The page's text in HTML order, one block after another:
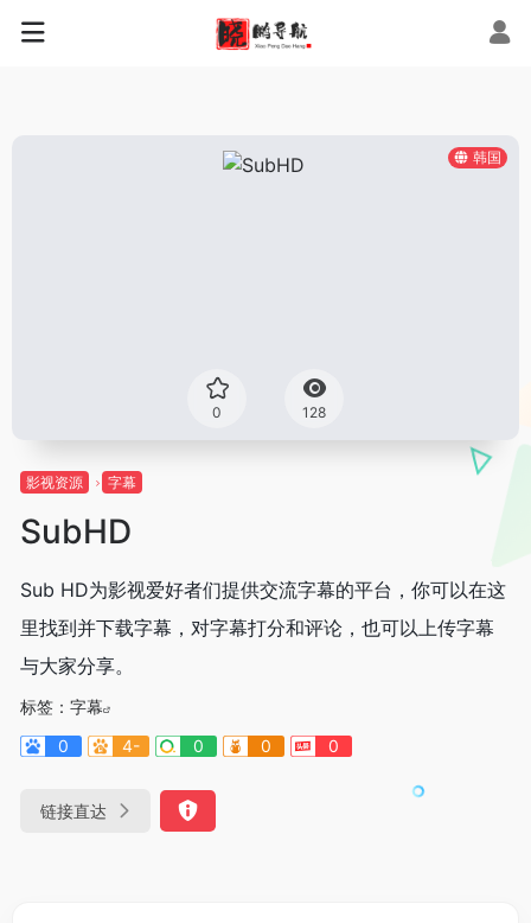
韩国
0 128
影视资源 字幕
SubHD
Sub HD为影视爱好者们提供交流字幕的平台，你可以在这
里找到并下载字幕，对字幕打分和评论，也可以上传字幕
与大家分享。
标签： 字幕
0
4- 0 0 0
链接直达